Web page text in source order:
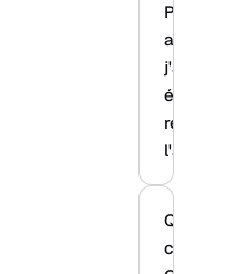
Pro peut
aider si
j'ai déjà
été
refusé à
l'audit ?
Quand
ce que